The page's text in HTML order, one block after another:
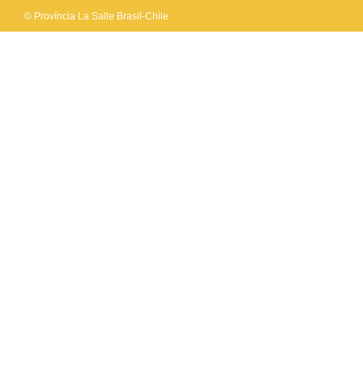
© Província La Salle Brasil-Chile